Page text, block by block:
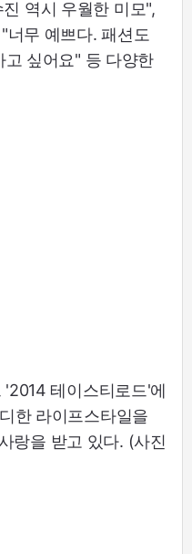
역시 우월한 미모",
너무 예쁘다. 패션도
고 싶어요" 등 다양한
테이스티로드'에
한 라이프스타일을
랑을 받고 있다. (사진